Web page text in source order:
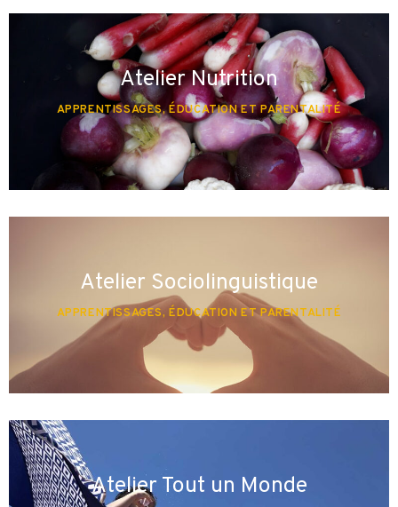
Atelier Nutrition
APPRENTISSAGES, ÉDUCATION ET PARENTALITÉ
Atelier Sociolinguistique
APPRENTISSAGES, ÉDUCATION ET PARENTALITÉ
Atelier Tout un Monde